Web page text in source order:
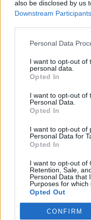
also be disclosed by us
Downstream Participants
Personal Data
I want to opt-out of
personal data.
Opted In
I want to opt-out of
Personal Data.
Opted In
I want to opt-out of
Personal Data for
Opted In
I want to opt-out of
Retention, Sale,
Personal Data that
Purposes for which
Opted Out
CONFIRM
Žinios | Lietuvos diena
Vaizdai iš tragiškos
Žinios | Lietuvos diena
Nufilmavo, kaip
vaizdas pribloškia
Žinios | Lietuvos diena
„Pagarba pirmajai
prisiminimais apie
Žinios | Lietuvos diena